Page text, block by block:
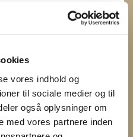
vores indhold og
til sociale medier og til
også oplysninger om
med vores partnere inden